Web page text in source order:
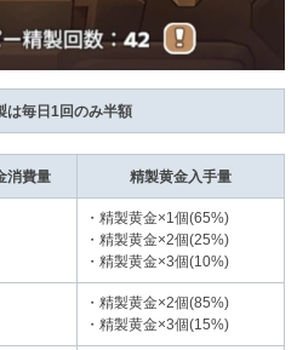
は毎日1回のみ半額
消費量 精製黄金入手量
・精製黄金×1個(65%)
・精製黄金×2個(25%)
・精製黄金×3個(10%)
・精製黄金×2個(85%)
・精製黄金×3個(15%)